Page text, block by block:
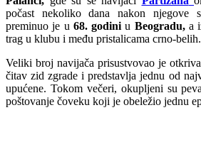
počast nekoliko dana nakon njegove
preminuo je u 68. godini u Beogradu,a
trag u klubu i među pristalicama crno-belih.
Veliki broj navijača prisustvovao je
čitav zid zgrade i predstavlja jednu od
upućene. Tokom večeri, okupljeni su
poštovanje čoveku koji je obeležio jednu